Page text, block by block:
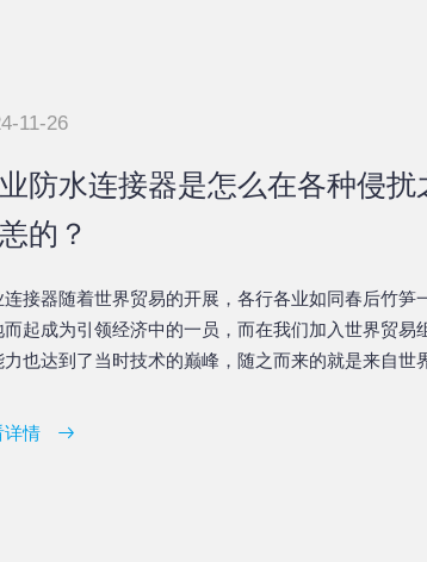
11-26
防水连接器是怎么在各种侵扰
的？
连接器随着世界贸易的开展，各行各业如同春后竹笋
而起成为引领经济中的一员，而在我们加入世界贸易
力也达到了当时技术的巅峰，随之而来的就是来自世
详情